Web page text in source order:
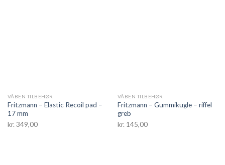
VÅBEN TILBEHØR
Fritzmann – Elastic Recoil pad –
17 mm
kr. 349,00
VÅBEN TILBEHØR
Fritzmann – Gummikugle – riffel
greb
kr. 145,00